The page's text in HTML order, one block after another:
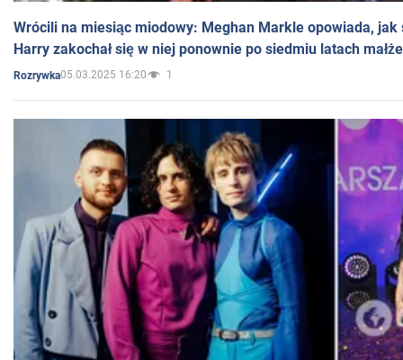
Wrócili na miesiąc miodowy: Meghan Markle opowiada, jak
Harry zakochał się w niej ponownie po siedmiu latach
Rozrywka05.03.2025 16:20 1